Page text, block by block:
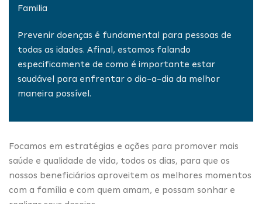
Familia
Prevenir doenças é fundamental para pessoas de
todas as idades. Afinal, estamos falando
especificamente de como é importante estar
saudável para enfrentar o dia-a-dia da melhor
maneira possível.
Focamos em estratégias e ações para promover mais
saúde e qualidade de vida, todos os dias, para que os
nossos beneficiários aproveitem os melhores momentos
com a família e com quem amam, e possam sonhar e